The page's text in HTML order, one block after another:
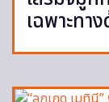
เฉพาะทา